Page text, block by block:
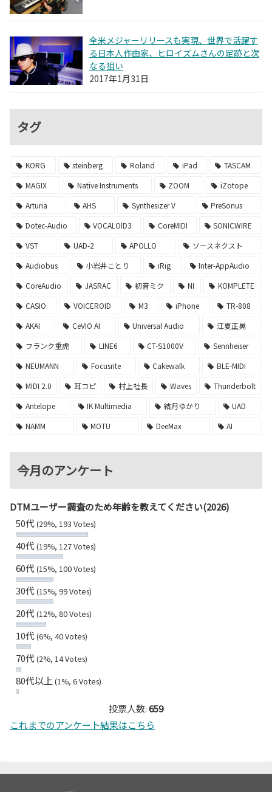
全米メジャーリリースも実現、世界で活躍す
る日本人作曲家、ヒロイズムさんの足跡と次
なる狙い
2017年1月31日
タグ
KORG steinberg Roland iPad
TASCAM
MAGIX
Native Instruments ZOOM
iZotope
Arturia
AHS Synthesizer V
PreSonus
Dotec-Audio
VOCALOID3 CoreMIDI
SONICWIRE
VST
UAD-2 APOLLO
ソースネクスト
Audiobus
小岩井ことり iRig
Inter-AppAudio
CoreAudio
JASRAC 初音ミク NI
KOMPLETE
CASIO
VOICEROID M3 iPhone
TR-808
AKAI
CeVIO AI Universal Audio
江夏正晃
フランク重虎
LINE6 CT-S1000V
Sennheiser
NEUMANN
Focusrite Cakewalk
BLE-MIDI
MIDI 2.0
耳コピ 村上社長 Waves
Thunderbolt
Antelope
IK Multimedia 結月ゆかり
UAD
NAMM
MOTU DeeMax AI
今月のアンケート
DTMユーザー調査のため年齢を教えてください(2026)
50代(29%, 193 Votes)
40代(19%, 127 Votes)
60代(15%, 100 Votes)
30代(15%, 99 Votes)
20代(12%, 80 Votes)
10代(6%, 40 Votes)
70代(2%, 14 Votes)
80代以上 (1%, 6 Votes)
投票人数:659
これまでのアンケート結果はこちら